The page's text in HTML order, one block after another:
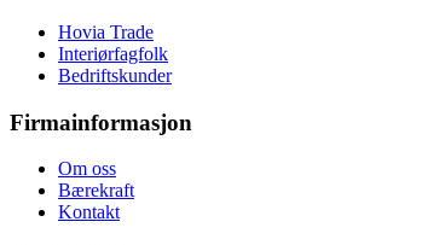
Hovia Trade
Interiørfagfolk
Bedriftskunder
Firmainformasjon
Om oss
Bærekraft
Kontakt